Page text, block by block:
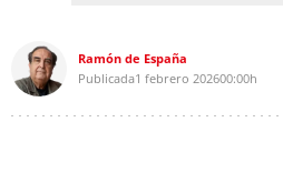
Ramón de España
Publicada1 febrero 202600:00h